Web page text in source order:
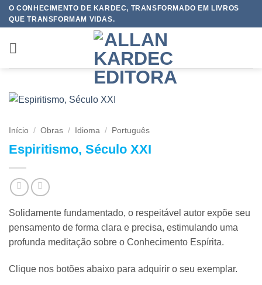
SkipO CONHECIMENTO DE KARDEC, TRANSFORMADO EM LIVROS
QUE TRANSFORMAM VIDAS.
Início / Obras / Idioma / Português
Espiritismo, Século XXI
Solidamente fundamentado, o respeitável autor expõe seu
pensamento de forma clara e precisa, estimulando uma
profunda meditação sobre o Conhecimento Espírita.
Clique nos botões abaixo para adquirir o seu exemplar.